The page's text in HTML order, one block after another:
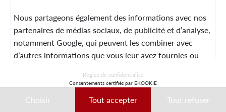
© 2026 Laura Vita
DESIGNED BY LOBSTTER
MENTIONS LÉGALESCGVCONTACT
Nous partageons également des informations avec nos
partenaires de médias sociaux, de publicité et d’analyse,
notamment Google, qui peuvent les combiner avec
d’autres informations que vous leur avez fournies ou
Ces données peuvent notamment être utilisées à des
Règles de confidentialité
Consentements certifiés par EKOOKIE
Choisir Tout accepter Tout refuser